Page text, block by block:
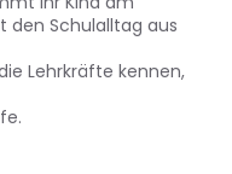
den Schulalltag aus
Lehrkräfte kennen,